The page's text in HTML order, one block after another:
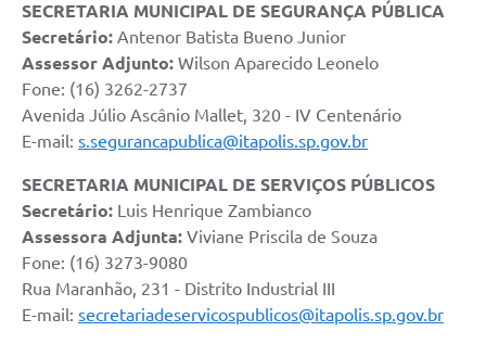
SECRETARIA MUNICIPAL DE SEGURANÇA PÚBLICA
Secretário: Antenor Batista Bueno Junior
Assessor Adjunto: Wilson Aparecido Leonelo
Fone: (16) 3262-2737
Avenida Júlio Ascânio Mallet, 320 - IV Centenário
E-mail: s.segurancapublica@itapolis.sp.gov.br
SECRETARIA MUNICIPAL DE SERVIÇOS PÚBLICOS
Secretário: Luis Henrique Zambianco
Assessora Adjunta: Viviane Priscila de Souza
Fone: (16) 3273-9080
Rua Maranhão, 231 - Distrito Industrial III
E-mail: secretariadeservicospublicos@itapolis.sp.gov.br